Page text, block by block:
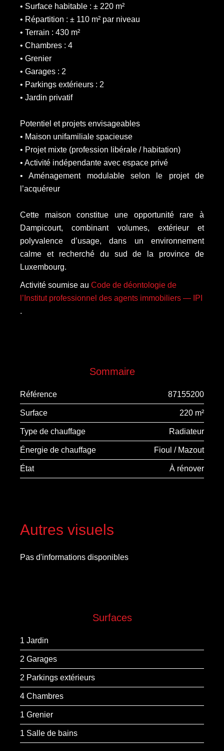
• Surface habitable : ± 220 m²
• Répartition : ± 110 m² par niveau
• Terrain : 430 m²
• Chambres : 4
• Grenier
• Garages : 2
• Parkings extérieurs : 2
• Jardin privatif
Potentiel et projets envisageables
• Maison unifamiliale spacieuse
• Projet mixte (profession libérale / habitation)
• Activité indépendante avec espace privé
• Aménagement modulable selon le projet de
l’acquéreur
Cette maison constitue une opportunité rare à
Dampicourt, combinant volumes, extérieur et
polyvalence d’usage, dans un environnement
calme et recherché du sud de la province de
Luxembourg.
Activité soumise au Code de déontologie de
l’Institut professionnel des agents immobiliers — IPI
.
Sommaire
Référence 87155200
Surface 220 m²
Type de chauffage Radiateur
Énergie de chauffage Fioul / Mazout
État À rénover
Autres visuels
Pas d'informations disponibles
Surfaces
1 Jardin
2 Garages
2 Parkings extérieurs
4 Chambres
1 Grenier
1 Salle de bains